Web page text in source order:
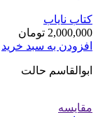
کتاب نایاب
2,000,000 تومان
افزودن به سبد خرید
ابوالقاسم حالت
مقایسه